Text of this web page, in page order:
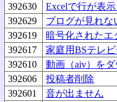
392630
Excelで行が表
392629
ブログが見れな
392619
暗号化されたエ
392617
家庭用BSテレ
392610
動画（aiv）を
392606
投稿者削除
392601
音が出ません